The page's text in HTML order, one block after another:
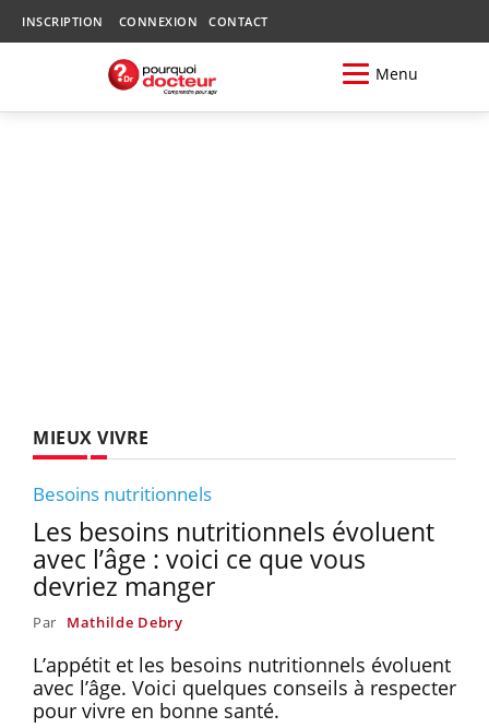
INSCRIPTION CONNEXION CONTACT
Menu
MIEUX VIVRE
Besoins nutritionnels
Les besoins nutritionnels évoluent
avec l’âge : voici ce que vous
devriez manger
Par Mathilde Debry
L’appétit et les besoins nutritionnels évoluent
avec l’âge. Voici quelques conseils à respecter
pour vivre en bonne santé.